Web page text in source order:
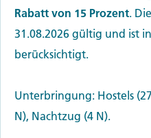
Rabatt von 15 Prozent.
31.08.2026 gültig und ist
berücksichtigt.
Unterbringung: Hostels
N), Nachtzug (4 N).